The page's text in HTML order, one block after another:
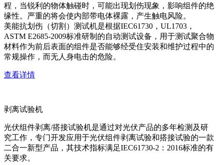
程，当锐利的物体触碰时，可能出现划伤现象，影响组件的绝
缘性。严重的将会使内部带电体裸露，产生触电风险。
美能抗划伤（切割）测试机是根据IEC61730，UL1703，
ASTM E2685-2009标准研制的自动测试设备，用于测试聚合物
材料作为前后表面的组件是否能够经受住安装和维护过程中的
常规操作，而无人身电击的危险。
查看详情
剥离试验机
光伏组件剥离/搭接试验机是通过对光伏产品的多年检测及研
究工作，专门开发应用于光伏组件剥离试验和搭接试验的一款
二合一新型产品，其技术指标满足IEC61730-2：2016标准的有
关要求。